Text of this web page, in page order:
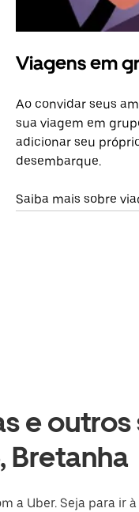
Viagens em
Ao convidar seus
sua viagem em
adicionar seu
desembarque.
Saiba mais sobre
e outros
Bretanha
a Uber. Seja para ir